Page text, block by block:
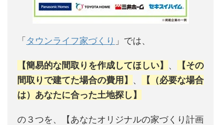
「 タウンライフ家づくり 」では、
【簡易的な間取りを作成してほしい】 、
【その
間取りで建てた場合の費用】 、
【（必要な場合
は）あなたに合った土地探し】
の３つを、【あなたオリジナルの家づくり計画